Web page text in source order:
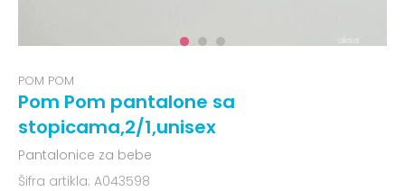
POM POM
Pom Pom pantalone sa
stopicama,2/1,unisex
Pantalonice za bebe
Šifra artikla: A043598